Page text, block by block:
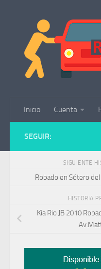
Inicio Cuenta
SEGUIR:
SIGUIENTE
Robado en Sótero
HISTORIA
Kia Rio JB 2010